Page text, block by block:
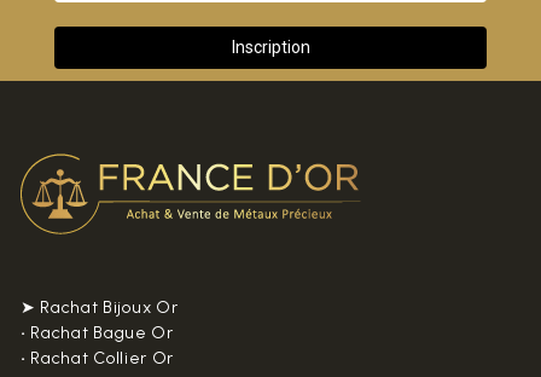
➤ Rachat Bijoux Or
• Rachat Bague Or
• Rachat Collier Or